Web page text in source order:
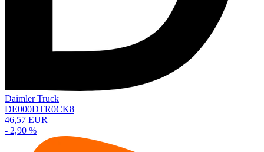
Daimler Truck
DE000DTR0CK8
46,57 EUR
- 2,90 %